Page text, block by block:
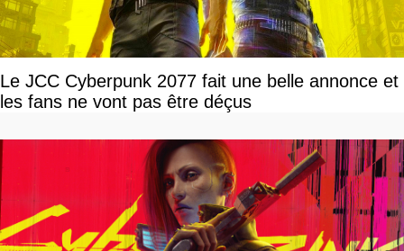
Le JCC Cyberpunk 2077 fait une belle annonce et
les fans ne vont pas être déçus